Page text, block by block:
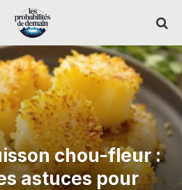
chou-fleur :
astuces pour